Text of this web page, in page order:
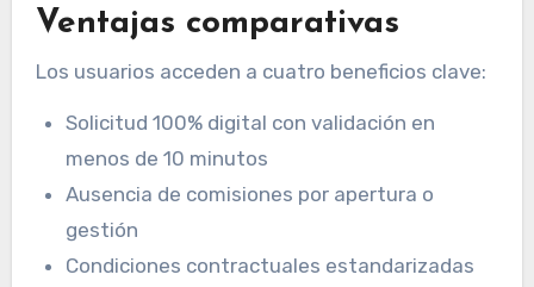
Ventajas comparativas
Los usuarios acceden a cuatro beneficios clave:
Solicitud 100% digital con validación en
menos de 10 minutos
Ausencia de comisiones por apertura o
gestión
Condiciones contractuales estandarizadas